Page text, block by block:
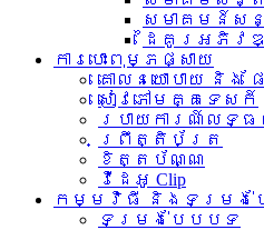
សមាគមន៍ស
ដៃគូរអភិវ
ការបោះពុម្ភផ្សាយ
គោលនយោបាយ និង ផ
សៀវភៅមគ្គទេសក៍
របាយការណ៍លទ្
ព្រឹត្តិប័ត្រ
ខិត្តប័ណ្ណ
វីដេអូ Clip
កម្មវិធី និងទម្រង់ប
ទម្រង់បែបបទ